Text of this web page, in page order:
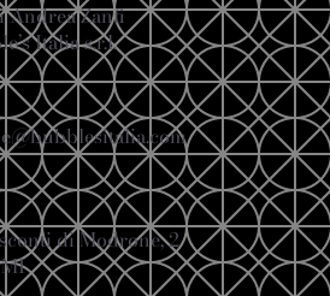
Andrea Zanfi
Italia s.r.l.
di Modrone, 2